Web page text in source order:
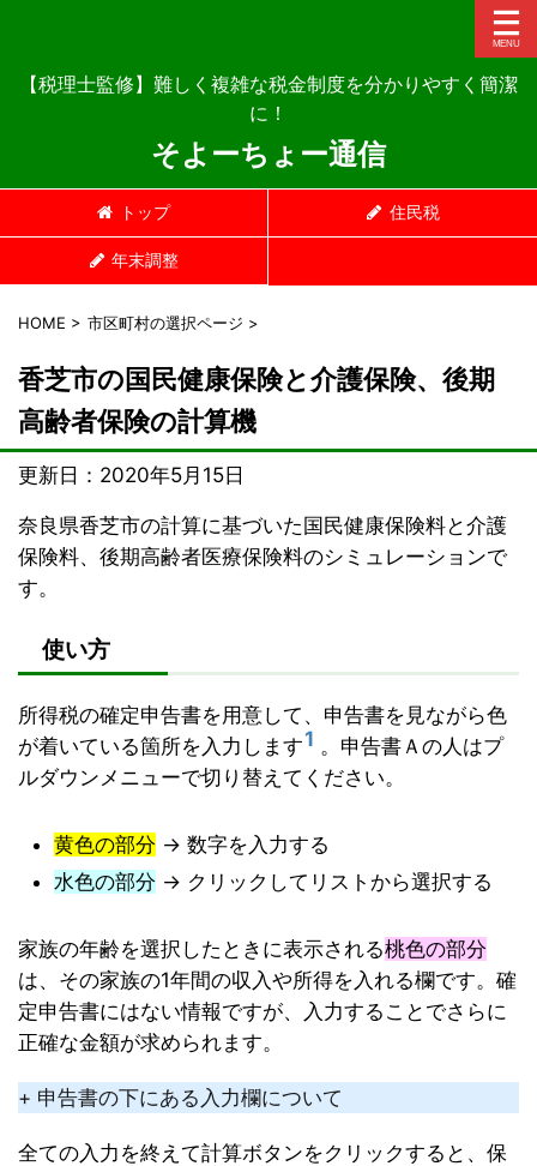
【税理士監修】難しく複雑な税金制度を分かりやすく簡潔
に！
そよーちょー通信
トップ 住民税
年末調整
HOME > 市区町村の選択ページ >
香芝市の国民健康保険と介護保険、後期
高齢者保険の計算機
更新日： 2020年5月15日
奈良県香芝市の計算に基づいた国民健康保険料と介護
保険料、後期高齢者医療保険料のシミュレーションで
す。
使い方
所得税の確定申告書を用意して、申告書を見ながら色
が着いている箇所を入力します1 。申告書Ａの人はプ
ルダウンメニューで切り替えてください。
黄色の部分 → 数字を入力する
水色の部分 → クリックしてリストから選択する
家族の年齢を選択したときに表示される桃色の部分
は、その家族の1年間の収入や所得を入れる欄です。確
定申告書にはない情報ですが、入力することでさらに
正確な金額が求められます。
+ 申告書の下にある入力欄について
全ての入力を終えて計算ボタンをクリックすると、保